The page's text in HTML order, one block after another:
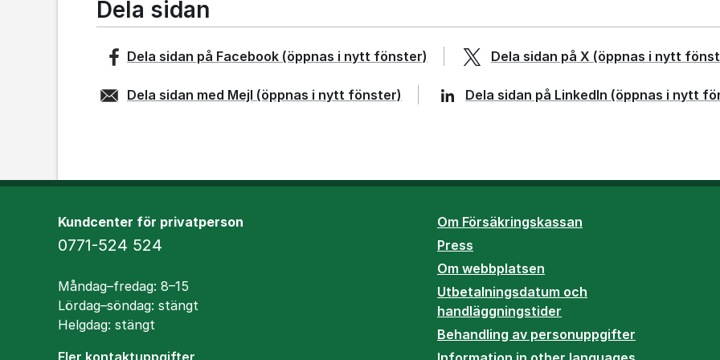
Dela sidan
Dela sidan på Facebook (öppnas i nytt fönster) Dela sidan på X (öppnas i nytt
Dela sidan med Mejl (öppnas i nytt fönster) Dela sidan på LinkedIn (öppnas i nytt
Kundcenter för privatperson
Telefon
0771-524 524
Öppettider
Måndag–fredag: 8–15
Lördag–söndag: stängt
Helgdag: stängt
Fler kontaktuppgifter
Om Försäkringskassan
Press
Om webbplatsen
Utbetalningsdatum och
handläggningstider
Behandling av personuppgifter